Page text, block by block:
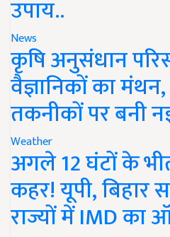
उपाय..
News
कृषि अनुसंधान
वैज्ञानिकों का
तकनीकों पर बनी
Weather
अगले 12 घंटों के
कहर! यूपी, बिहार
राज्यों में IMD का